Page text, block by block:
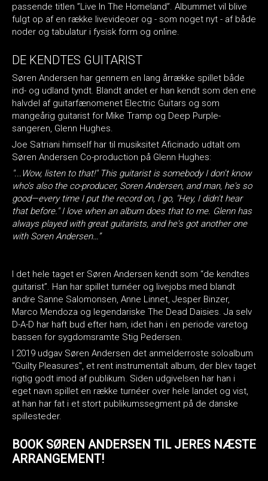
passende titlen ”Live In The Homeland”. Albummet vil blive
fulgt op af en række livevideoer og - som noget nyt - af både
noder og tabulatur i fysisk form og online.
DE KENDTES GUITARIST
Søren Andersen har gennem en lang årrække spillet både
ind- og udland tyndt. Blandt andet er han kendt som den ene
halvdel af guitarfænomenet Electric Guitars og som
mangeårig guitarist for Mike Tramp og Deep Purple-
sangeren, Glenn Hughes.
Joe Satriani himself har til musiksitet Aficinado udtalt om
Søren Andersen Co-production på Glenn Hughes:
"...Wow, listen to that!" This guitarist is somebody I don't know
who's also the co-producer, Soren Andersen, and man, he's so
good—every time I put the record on, I go, "Hey, I didn't hear
that before." I love when an album does that to me. Glenn has
always played with great guitarists, and he's got another one
with Soren Andersen…”
I det hele taget er Søren Andersen kendt som “de kendtes
guitarist”. Han har spillet turnéer og livejobs med blandt
andre Sanne Salomonsen, Anne Linnet, Jesper Binzer,
Marco Mendoza og legendariske The Dead Daisies. Ja selv
D-A-D har haft bud efter ham, idet han i en periode varetog
bassen for sygdomsramte Stig Pedersen.
I 2019 udgav Søren Andersen det anmelderroste soloalbum
"Guilty Pleasures", et rent instrumentalt album, der blev taget
rigtig godt imod af publikum. Siden udgivelsen har han i
eget navn spillet en række turnéer over hele landet og vist,
at han har fat i et stort publikumssegment på de danske
spillesteder.
BOOK SØREN ANDERSEN TIL JERES NÆSTE
ARRANGEMENT!